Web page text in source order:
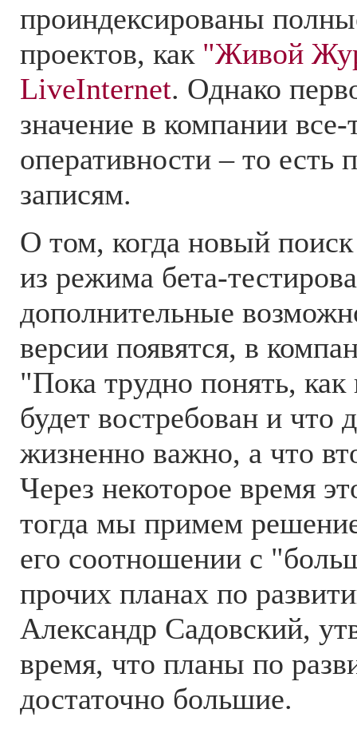
проиндексированы
проектов, как "Живой
LiveInternet. Однако
значение в компании
оперативности – то есть
записям.
О том, когда новый
из режима бета-
дополнительные
версии появятся, в
"Пока трудно понять,
будет востребован и что
жизненно важно, а что
Через некоторое время
тогда мы примем
его соотношении с
прочих планах по
Александр Садовский,
время, что планы по
достаточно большие.